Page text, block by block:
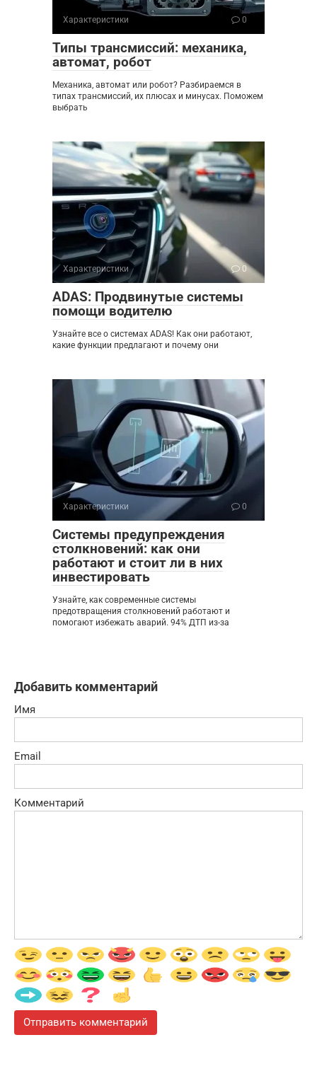
Характеристики 0
Типы трансмиссий: механика,
автомат, робот
Механика, автомат или робот? Разбираемся в
типах трансмиссий, их плюсах и минусах. Поможем
выбрать
Характеристики 0
ADAS: Продвинутые системы
помощи водителю
Узнайте все о системах ADAS! Как они работают,
какие функции предлагают и почему они
Характеристики 0
Системы предупреждения
столкновений: как они
работают и стоит ли в них
инвестировать
Узнайте, как современные системы
предотвращения столкновений работают и
помогают избежать аварий. 94% ДТП из-за
Добавить комментарий
Имя
Email
Комментарий